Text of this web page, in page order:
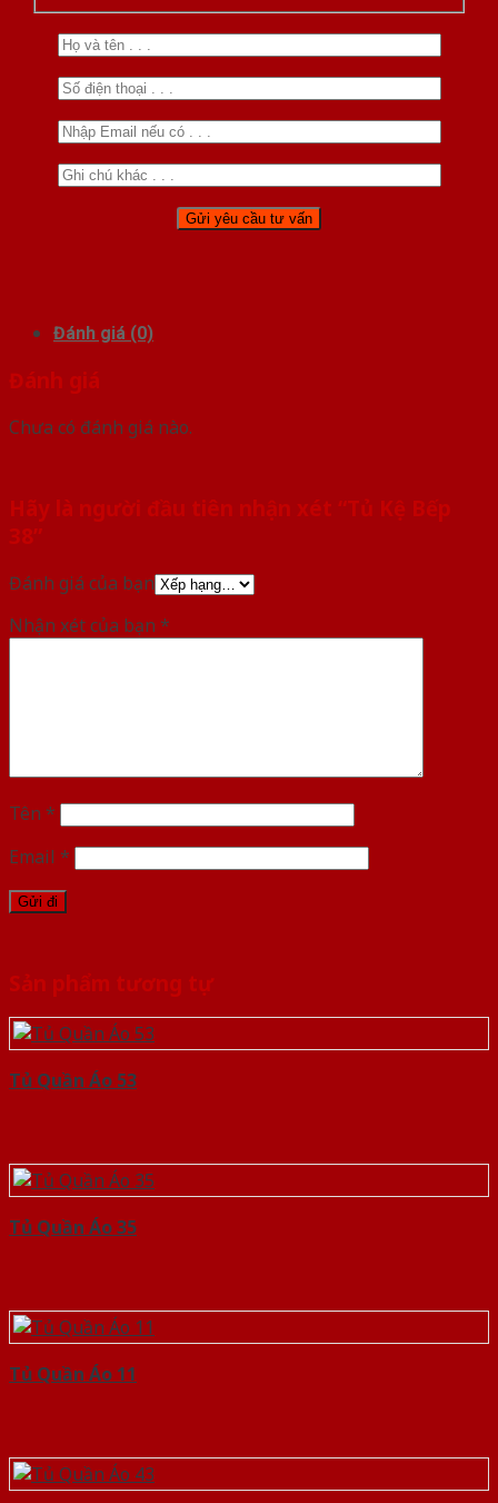
Đánh giá (0)
Đánh giá
Chưa có đánh giá nào.
Hãy là người đầu tiên nhận xét “Tủ Kệ Bếp
38”
Đánh giá của bạn
Nhận xét của bạn *
Tên *
Email *
Sản phẩm tương tự
Tủ Quần Áo 53
Tủ Quần Áo 35
Tủ Quần Áo 11